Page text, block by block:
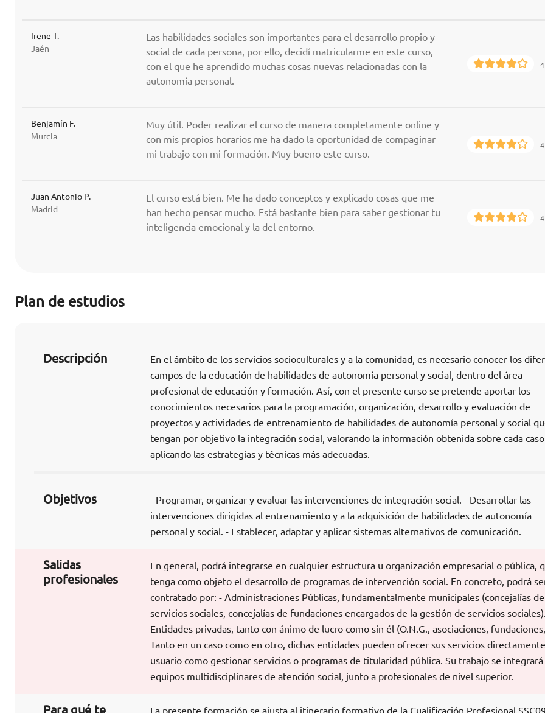
Irene T.
Jaén
Las habilidades sociales son importantes para el desarrollo propio y
social de cada persona, por ello, decidí matricularme en este curso,
con el que he aprendido muchas cosas nuevas relacionadas con la
autonomía personal.
4
Benjamín F.
Murcia
Muy útil. Poder realizar el curso de manera completamente online y
con mis propios horarios me ha dado la oportunidad de compaginar
mi trabajo con mi formación. Muy bueno este curso.
4
Juan Antonio P.
Madrid
El curso está bien. Me ha dado conceptos y explicado cosas que me
han hecho pensar mucho. Está bastante bien para saber gestionar tu
inteligencia emocional y la del entorno.
4
Plan de estudios
Descripción
En el ámbito de los servicios socioculturales y a la comunidad, es necesario conocer los
campos de la educación de habilidades de autonomía personal y social, dentro del área
profesional de educación y formación. Así, con el presente curso se pretende aportar los
conocimientos necesarios para la programación, organización, desarrollo y evaluación de
proyectos y actividades de entrenamiento de habilidades de autonomía personal y social
tengan por objetivo la integración social, valorando la información obtenida sobre cada
aplicando las estrategias y técnicas más adecuadas.
Objetivos
- Programar, organizar y evaluar las intervenciones de integración social. - Desarrollar las
intervenciones dirigidas al entrenamiento y a la adquisición de habilidades de autonomía
personal y social. - Establecer, adaptar y aplicar sistemas alternativos de comunicación.
Salidas
profesionales
En general, podrá integrarse en cualquier estructura u organización empresarial o pública,
tenga como objeto el desarrollo de programas de intervención social. En concreto, podrá
contratado por: - Administraciones Públicas, fundamentalmente municipales (concejalías de
servicios sociales, concejalías de fundaciones encargados de la gestión de servicios
Entidades privadas, tanto con ánimo de lucro como sin él (O.N.G., asociaciones,
Tanto en un caso como en otro, dichas entidades pueden ofrecer sus servicios
usuario como gestionar servicios o programas de titularidad pública. Su trabajo se integrará
equipos multidisciplinares de atención social, junto a profesionales de nivel superior.
Para qué te